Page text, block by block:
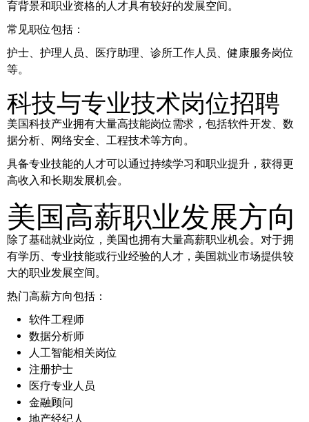
育背景和职业资格的人才具有较好的发展空间。
常见职位包括：
护士、护理人员、医疗助理、诊所工作人员、健康服务岗位
等。
科技与专业技术岗位招聘
美国科技产业拥有大量高技能岗位需求，包括软件开发、数
据分析、网络安全、工程技术等方向。
具备专业技能的人才可以通过持续学习和职业提升，获得更
高收入和长期发展机会。
美国高薪职业发展方向
除了基础就业岗位，美国也拥有大量高薪职业机会。对于拥
有学历、专业技能或行业经验的人才，美国就业市场提供较
大的职业发展空间。
热门高薪方向包括：
软件工程师
数据分析师
人工智能相关岗位
注册护士
医疗专业人员
金融顾问
地产经纪人